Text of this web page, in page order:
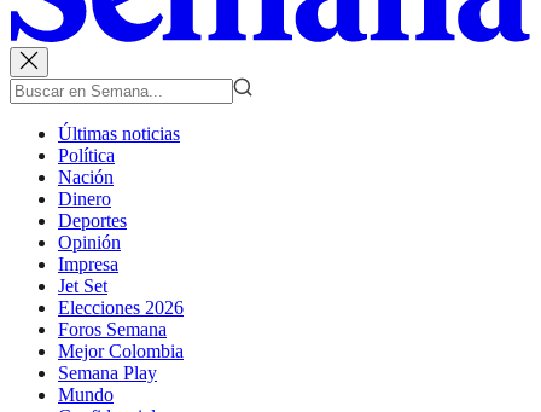
Últimas noticias
Política
Nación
Dinero
Deportes
Opinión
Impresa
Jet Set
Elecciones 2026
Foros Semana
Mejor Colombia
Semana Play
Mundo